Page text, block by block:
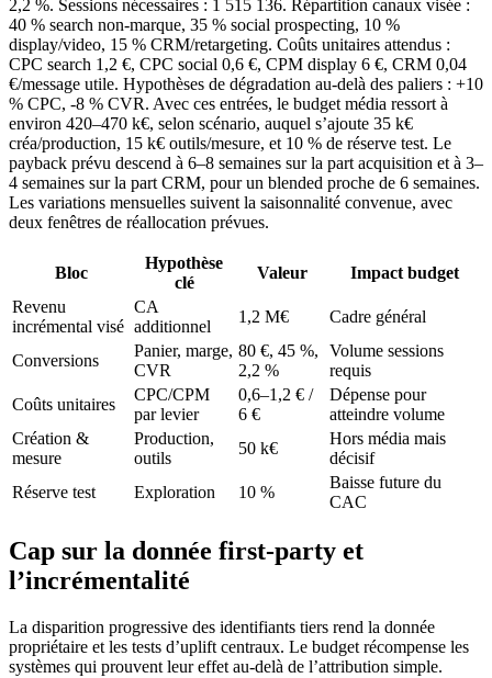
2,2 %. Sessions nécessaires : 1 515 136. Répartition canaux visée :
40 % search non-marque, 35 % social prospecting, 10 %
display/video, 15 % CRM/retargeting. Coûts unitaires attendus :
CPC search 1,2 €, CPC social 0,6 €, CPM display 6 €, CRM 0,04
€/message utile. Hypothèses de dégradation au-delà des paliers : +10
% CPC, -8 % CVR. Avec ces entrées, le budget média ressort à
environ 420–470 k€, selon scénario, auquel s’ajoute 35 k€
créa/production, 15 k€ outils/mesure, et 10 % de réserve test. Le
payback prévu descend à 6–8 semaines sur la part acquisition et à 3–
4 semaines sur la part CRM, pour un blended proche de 6 semaines.
Les variations mensuelles suivent la saisonnalité convenue, avec
deux fenêtres de réallocation prévues.
Bloc
Hypothèse
clé
Valeur
Impact budget
Revenu
incrémental visé
CA
additionnel
1,2 M€ Cadre général
Conversions
Panier, marge,
CVR
80 €, 45 %,
2,2 %
Volume sessions
requis
Coûts unitaires
CPC/CPM
par levier
0,6–1,2 € /
6 €
Dépense pour
atteindre volume
Création &
mesure
Production,
outils
50 k€
Hors média mais
décisif
Réserve test
Exploration 10 %
Baisse future du
CAC
Cap sur la donnée first-party et
l’incrémentalité
La disparition progressive des identifiants tiers rend la donnée
propriétaire et les tests d’uplift centraux. Le budget récompense les
systèmes qui prouvent leur effet au-delà de l’attribution simple.